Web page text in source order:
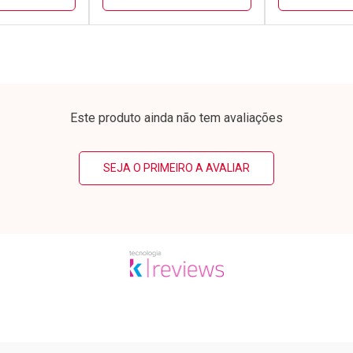
Este produto ainda não tem avaliações
SEJA O PRIMEIRO A AVALIAR